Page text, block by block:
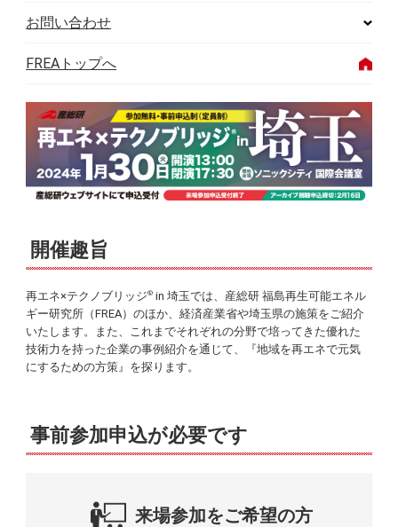
お問い合わせ
FREAトップへ
開催趣旨
再エネ×テクノブリッジ® in 埼玉では、産総研 福島再生可能エネル
ギー研究所（FREA）のほか、経済産業省や埼玉県の施策をご紹介
いたします。また、これまでそれぞれの分野で培ってきた優れた
技術力を持った企業の事例紹介を通じて、『地域を再エネで元気
にするための方策』を探ります。
事前参加申込が必要です
来場参加をご希望の方